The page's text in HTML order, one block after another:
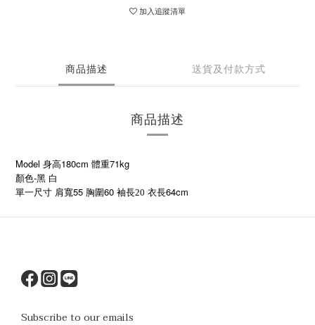
加入追蹤清單
商品描述 送貨及付款方式
商品描述
Model 身高180cm 體重71kg
顏色-黑 白
單一尺寸 肩寬55 胸圍60 袖長20 衣長64cm
Subscribe to our emails